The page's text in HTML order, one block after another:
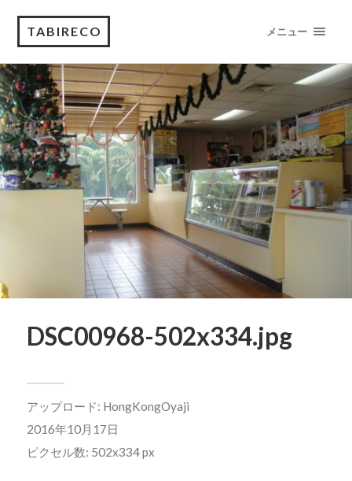
TABIRECO メニュー
DSC00968-502x334.jpg
アップロード: HongKongOyaji
2016年10月17日
ピクセル数: 502x334 px